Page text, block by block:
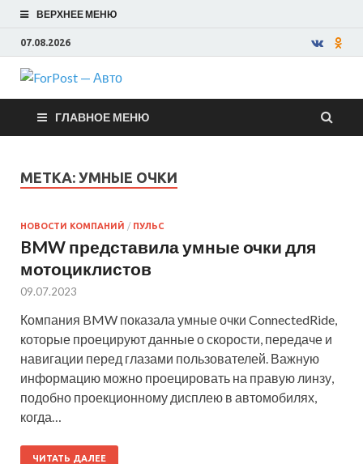
ВЕРХНЕЕ МЕНЮ
07.08.2026
ForPost —
Авто
ГЛАВНОЕ МЕНЮ
МЕТКА: УМНЫЕ ОЧКИ
НОВОСТИ КОМПАНИЙ / ПУЛЬС
BMW представила умные очки для
мотоциклистов
09.07.2023
Компания BMW показала умные очки ConnectedRide,
которые проецируют данные о скорости, передаче и
навигации перед глазами пользователей. Важную
информацию можно проецировать на правую линзу,
подобно проекционному дисплею в автомобилях,
когда…
ЧИТАТЬ ДАЛЕЕ